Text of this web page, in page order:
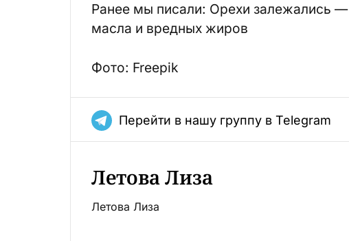
Ранее мы писали: Орехи залежались —
масла и вредных жиров
Фото: Freepik
Перейти в нашу группу в Telegram
Летова Лиза
Летова Лиза